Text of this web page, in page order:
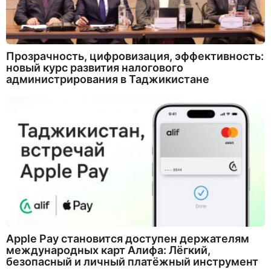
Прозрачность, цифровизация, эффективность:
новый курс развития налогового
администрирования в Таджикистане
Apple Pay становится доступен держателям
международных карт Алифа: Лёгкий,
безопасный и личный платёжный инструмент